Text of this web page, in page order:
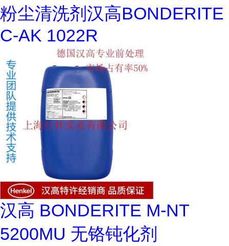
粉尘清洗剂汉高BONDERITE
C-AK 1022R
汉高 BONDERITE M-NT
5200MU 无铬钝化剂